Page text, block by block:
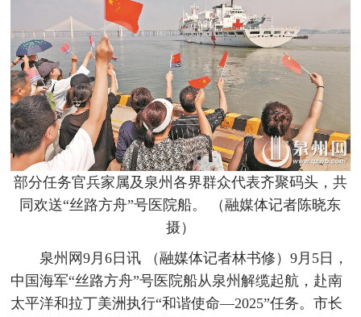
部分任务官兵家属及泉州各界群众代表齐聚码头，共
同欢送“丝路方舟”号医院船。 （融媒体记者陈晓东
摄）
泉州网9月6日讯 （融媒体记者林书修）9月5日，
中国海军“丝路方舟”号医院船从泉州解缆起航，赴南
太平洋和拉丁美洲执行“和谐使命—2025”任务。市长